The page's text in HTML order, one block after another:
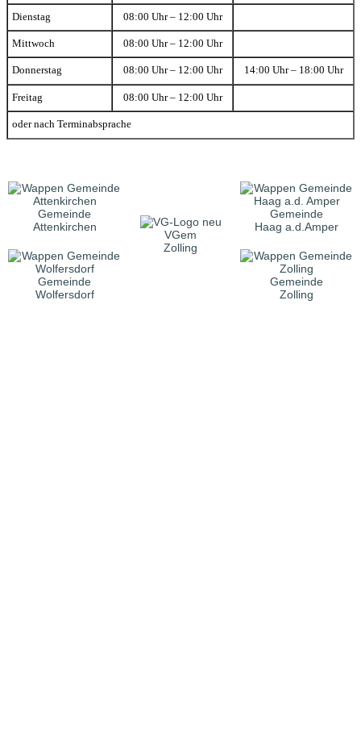
Dienstag 08:00 Uhr – 12:00 Uhr
Mittwoch 08:00 Uhr – 12:00 Uhr
Donnerstag 08:00 Uhr – 12:00 Uhr 14:00 Uhr – 18:00 Uhr
Freitag 08:00 Uhr – 12:00 Uhr
oder nach Terminabsprache
Gemeinde
Attenkirchen
VGem
Zolling
Gemeinde
Haag a.d.Amper
Gemeinde
Wolfersdorf
Gemeinde
Zolling